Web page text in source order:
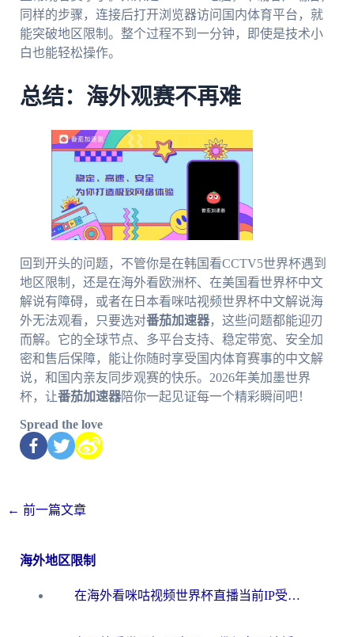
同样的步骤，连接后打开浏览器访问国内体育平台，就
能突破地区限制。整个过程不到一分钟，即使是技术小
白也能轻松操作。
总结：海外观赛不再难
回到开头的问题，不管你是在韩国看CCTV5世界杯遇到
地区限制，还是在海外看欧洲杯、在美国看世界杯中文
解说有障碍，或者在日本看咪咕视频世界杯中文解说海
外无法观看，只要选对番茄加速器，这些问题都能迎刃
而解。它的全球节点、多平台支持、稳定带宽、安全加
密和售后保障，能让你随时享受国内体育赛事的中文解
说，和国内亲友同步观赛的快乐。2026年美加墨世界
杯，让番茄加速器陪你一起见证每一个精彩瞬间吧！
Spread the love
← 前一篇文章
海外地区限制
在海外看咪咕视频世界杯直播当前IP受限制？这篇指南帮你搞定所有体育赛事观看难题